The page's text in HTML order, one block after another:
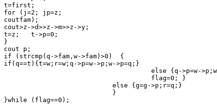
t=first;
for (j=2; jp=z;
coutfam);
cout>z->d>>z->m>>z->y;
t=z;   t->p=0;
}
cout p;
if (strcmp(q->fam,w->fam)>0)  {
if(q==t){t=w;r=w;q->p=w->p;w->p=q;}
else {q->p=w-
                                      flag=0; }
                            else {g=g->p;r=q;}
                            }
}while (flag==0);